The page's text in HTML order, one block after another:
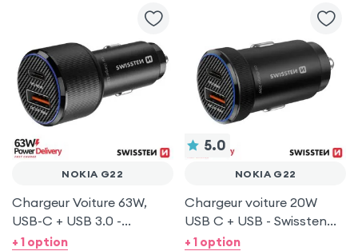
NOKIA G22
Chargeur Voiture 63W,
USB-C + USB 3.0 -
Swissten pour Nokia G22
+ 1 option
5.0
NOKIA G22
Chargeur voiture 20W
USB C + USB - Swissten
pour Nokia G22
+ 1 option